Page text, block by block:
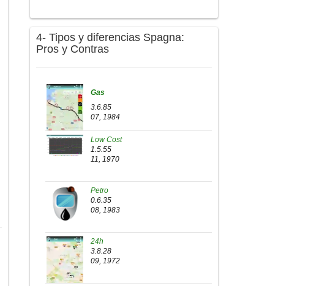
4- Tipos y diferencias Spagna:
Pros y Contras
Gas
3.6.85
07, 1984
Low Cost
1.5.55
11, 1970
Petro
0.6.35
08, 1983
24h
3.8.28
09, 1972